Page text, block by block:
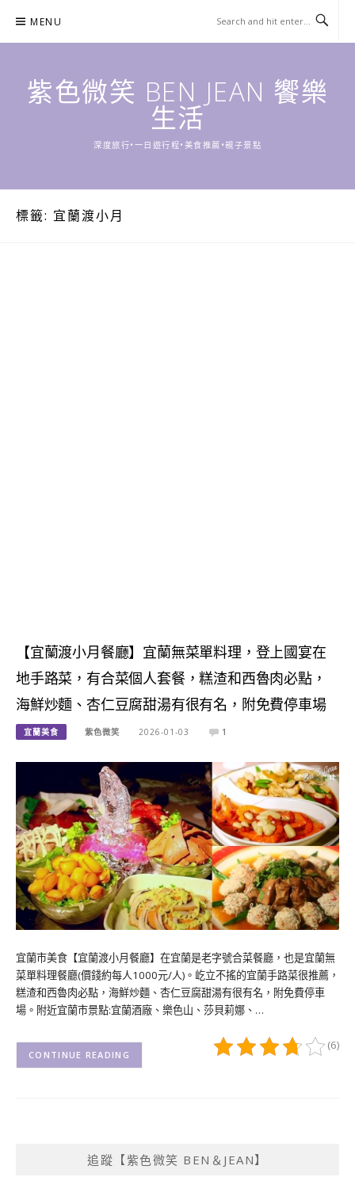
content
MENU
紫色微笑 BEN JEAN 饗樂
生活
深度旅行•一日遊行程•美食推薦•親子景點
標籤: 宜蘭渡小月
【宜蘭渡小月餐廳】宜蘭無菜單料理，登上國宴在
地手路菜，有合菜個人套餐，糕渣和西魯肉必點，
海鮮炒麵、杏仁豆腐甜湯有很有名，附免費停車場
宜蘭美食 紫色微笑 2026-01-03 1
宜蘭市美食【宜蘭渡小月餐廳】在宜蘭是老字號合菜餐廳，也是宜蘭無
菜單料理餐廳(價錢約每人1000元/人)。屹立不搖的宜蘭手路菜很推薦，
糕渣和西魯肉必點，海鮮炒麵、杏仁豆腐甜湯有很有名，附免費停車
場。附近宜蘭市景點:宜蘭酒廠、樂色山、莎貝莉娜、…
(6)
CONTINUE READING
追蹤【紫色微笑 BEN＆JEAN】